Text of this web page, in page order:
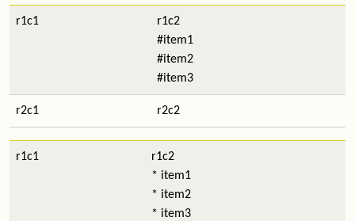
r1c1
r1c2
#item1
#item2
#item3
r2c1 r2c2
r1c1
r1c2
* item1
* item2
* item3